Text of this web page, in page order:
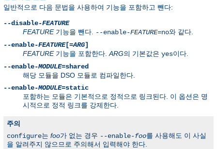
일반적으로 다음 문법을 사용하여 기능을 포함하고 뺀다:
--disable-FEATURE
FEATURE기능을 뺀다. --enable-FEATURE=no와 같다.
--enable-FEATURE[=ARG]
FEATURE기능을 포함한다.ARG의 기본값은 yes이다.
--enable-MODULE=shared
해당 모듈을 DSO 모듈로 컴파일한다.
--enable-MODULE=static
포함하는 모듈은 기본적으로 정적으로 링크된다. 이 옵션은 명
시적으로 정적 링크를 강제한다.
주의
configure는 foo가 없는 경우 --enable-foo를 사용해도 이 사실
을 알려주지 않으므로 주의해서 입력해야 한다.